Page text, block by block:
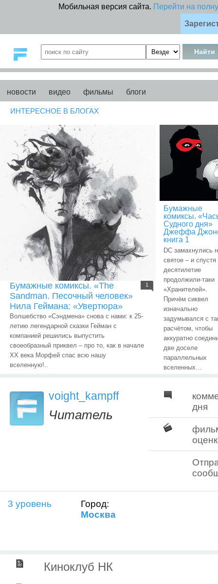
Мобильная версия сайта. Перейти на
новости видео фильмы блоги
ИНТЕРЕСНОЕ В БЛОГАХ
1
Бумажные комиксы. «The
Sandman. Песочный человек»
Нила Геймана: «Увертюра»
Волшебство «Сэндмена» снова с нами: к 25-
летию легендарной сказки Гейман с
компанией решились выпустить
своеобразный приквел – про то, как в начале
ХХ века Морфей спас всю нашу
вселенную!..
Бумажные
комиксы.
Судного дня»
Джеффа
книга 1
DC замахнулись
святое – и спустя
десятилетие
продолжили-таки
«Хранителей».
Причём сиквел
изначально
задумывался с
расчётом, чтобы
аккуратно
две доселе
параллельных
вселенных…
дня
voight_kampff
Читатель
3 уровень
Город:
Москва
Киноклуб НК